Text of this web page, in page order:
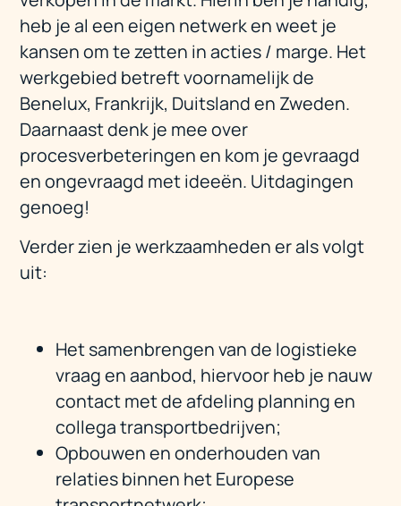
heb je al een eigen netwerk en weet je
kansen om te zetten in acties / marge. Het
werkgebied betreft voornamelijk de
Benelux, Frankrijk, Duitsland en Zweden.
Daarnaast denk je mee over
procesverbeteringen en kom je gevraagd
en ongevraagd met ideeën. Uitdagingen
genoeg!
Verder zien je werkzaamheden er als volgt
uit:
Het samenbrengen van de logistieke
vraag en aanbod, hiervoor heb je nauw
contact met de afdeling planning en
collega transportbedrijven;
Opbouwen en onderhouden van
relaties binnen het Europese